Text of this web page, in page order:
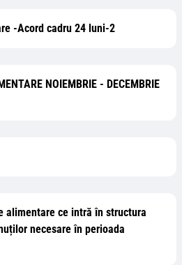
-Acord cadru 24 luni-2
NOIEMBRIE - DECEMBRIE
alimentare ce intră în structura
necesare în perioada